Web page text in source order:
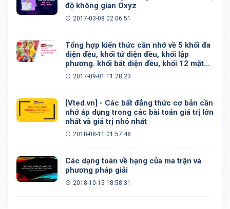
độ không gian Oxyz
2017-03-08 02:06:51
Tổng hợp kiến thức cần nhớ về 5 khối đa
diện đều, khối tứ diện đều, khối lập
phương. khối bát diện đều, khối 12 mặt
đều, khối 20 mặt đều
2017-09-01 11:28:23
[Vted.vn] - Các bất đẳng thức cơ bản cần
nhớ áp dụng trong các bài toán giá trị lớn
nhất và giá trị nhỏ nhất
2018-08-11 01:57:48
Các dạng toán về hạng của ma trận và
phương pháp giải
2018-10-15 18:58:31